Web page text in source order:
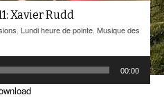
Xavier Rudd
Lundi heure de pointe Musique des
00:00